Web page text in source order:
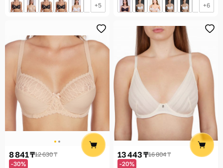
5 6
8 841 ₸12 630 ₸
-30%
13 443 ₸16 804 ₸
-20%